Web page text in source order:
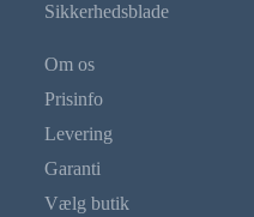
Sikkerhedsblade
Om os
Prisinfo
Levering
Garanti
Vælg butik